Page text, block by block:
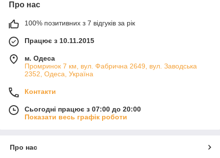
Про нас
100% позитивних з 7 відгуків за рік
Працює з 10.11.2015
м. Одеса
Промринок 7 км, вул. Фабрична 2649, вул. Заводська
2352, Одеса, Україна
Контакти
Сьогодні працює з 07:00 до 20:00
Показати весь графік роботи
Про нас